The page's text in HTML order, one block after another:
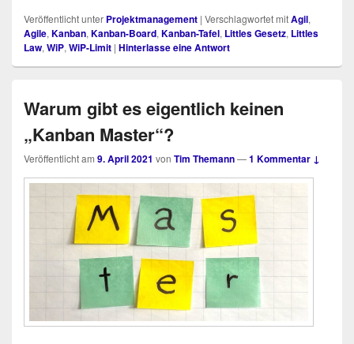
Veröffentlicht unter Projektmanagement | Verschlagwortet mitAgil,
Agile, Kanban, Kanban-Board, Kanban-Tafel, Littles Gesetz, Littles
Law, WiP, WiP-Limit | Hinterlasse eine Antwort
Warum gibt es eigentlich keinen
„Kanban Master“?
Veröffentlicht am 9. April 2021 von Tim Themann—1 Kommentar ↓